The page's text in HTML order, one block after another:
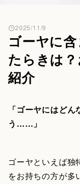
ゴーヤに
たらきは
紹介
2025/11/9
「ゴーヤにはど
う……」
ゴーヤといえば独
をお持ちの方が多